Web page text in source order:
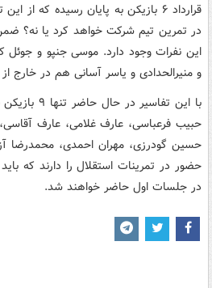
قرارداد ۶ بازیکن به پایان رسیده
در تمرین تیم شرکت خواهد کرد یا نه؟
این نفرات وجود دارد. موسی جنپو و جوئل
و منیرالحدادی و یاسر آسانی هم در خارج
حبیب فرعباسی، عارف غلامی، عارف آقاسی،
حسین گودرزی، مهران احمدی، محمدرضا
حضور در تمرینات استقلال را دارند که
در جلسات اول حاضر خواهند شد.